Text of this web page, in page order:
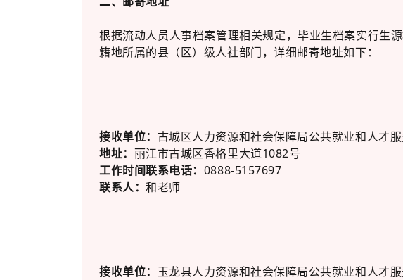
根据流动人员人事档案管理相关规定，毕业生档案实行生
籍地所属的县（区）级人社部门，详细邮寄地址如下：
接收单位： 古城区人力资源和社会保障局公共就业和人才
地址： 丽江市古城区香格里大道1082号
工作时间联系电话： 0888-5157697
联系人：和老师
接收单位： 玉龙县人力资源和社会保障局公共就业和人才